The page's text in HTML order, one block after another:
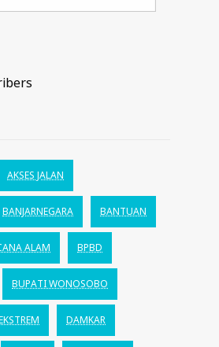
AKSES JALAN
BANJARNEGARA BANTUAN
ALAM BPBD
BUPATI WONOSOBO
DAMKAR